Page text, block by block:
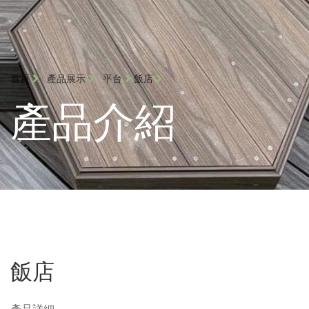
首頁 產品展示 平台 飯店
產品介紹
飯店